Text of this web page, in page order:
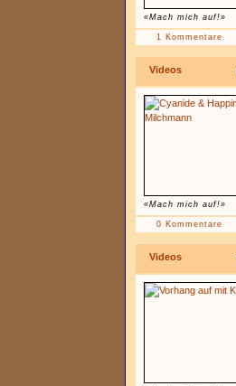
«Mach mich auf!»
1 Kommentare
Videos
«Mach mich auf!»
0 Kommentare
Videos